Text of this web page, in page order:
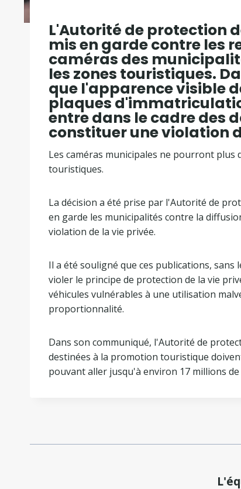
L'Autorité de protection
mis en garde contre les
caméras des
les zones touristiques.
que l'apparence visible
plaques
entre dans le cadre des
constituer une violation
Les caméras municipales ne pourront plus
touristiques.
La décision a été prise par l'Autorité de
en garde les municipalités contre la
violation de la vie privée.
Il a été souligné que ces publications,
violer le principe de protection de la vie
véhicules vulnérables à une utilisation
proportionnalité.
Dans son communiqué, l'Autorité de
destinées à la promotion touristique
pouvant aller jusqu'à environ 17 millions